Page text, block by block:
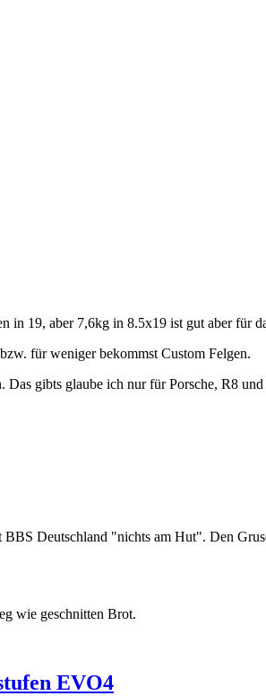
in 19, aber 7,6kg in 8.5x19 ist gut aber für
für weniger bekommst Custom Felgen.
gibts glaube ich nur für Porsche, R8
BBS Deutschland "nichts am Hut". Den
wie geschnitten Brot.
EVO4